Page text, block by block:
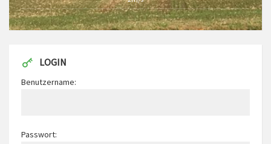
LOGIN
Benutzername:
Passwort: